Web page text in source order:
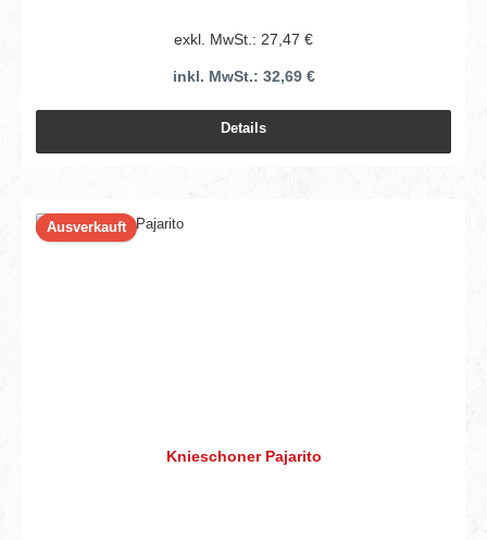
exkl. MwSt.: 27,47 €
inkl. MwSt.: 32,69 €
Details
Ausverkauft
Knieschoner Pajarito